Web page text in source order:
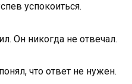
успокоиться.
Он никогда не отвечал.
что ответ не нужен.